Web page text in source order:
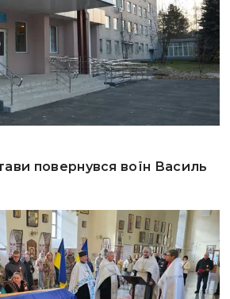
повернувся воїн Василь